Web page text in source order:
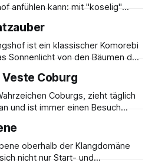
neueren Ursprunges, und
anfühlen kann: mit "koselig"
Lebensgefühl, welches tiefe
von Freude, persönlichem
in rauer Natur und guter
ist ein klassischer Komorebi
Sonnenlicht von den Bäumen des
Coburg
Coburgs, zieht täglich
und ist immer einen Besuch
oberhalb der Klangdomäne
nicht nur Start- und